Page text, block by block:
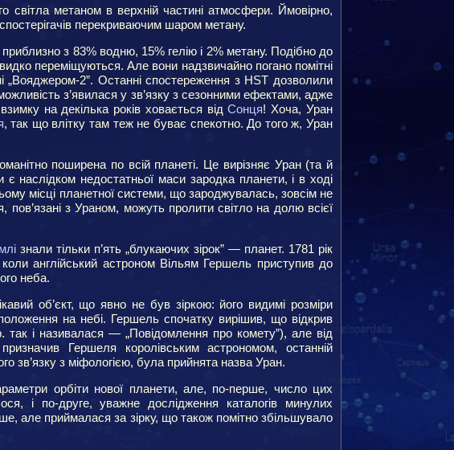
світла метаном в верхній частині атмосфери. Ймовірно,
перекриваючим шаром метану.
з 83% водню, 15% гелію і 2% метану. Подібно до
переміщуються. Але вони надзвичайно погано помітні
„Вояджером-2”. Останні спостереження з HST дозволили
з’явилася у зв’язку з сезонними ефектами, адже
на декілька років ховається відСонця! Хоча, Уран
, так що влітку там теж не буває спекотно. До того ж, Уран
поширена по всій планеті. Це вирізняє Уран (та й
наслідком недостатньої маси зародка планети, і в ході
місці планетної системи, що зароджувалась, зовсім не
пов’язані з Ураном, можуть пролити світло на долю всієї
знали тільки п’ять „блукаючих зірок” — планет. 1781 рік
англійський астроном Вільям Гершель приступив до
неба.
об’єкт, що явно не був зіркою: його видимі розміри
на небі. Гершель спочатку вирішив, що відкрив
так і називалася — „Повідомлення про комету”), але від
Гершеля королівським астрономом, останній
зв’язку з міфологією, була прийнята назва Уран.
орбіти нової планети, але, по-перше, число цих
і по-друге, уважне дослідження каталогів минулих
але приймалася за зірку, що також помітно збільшувало